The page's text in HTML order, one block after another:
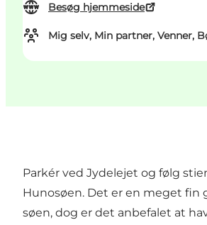
Besøg hjemmeside
Mig selv, Min partner, Venner,
Parkér ved Jydelejet og følg
Hunosøen. Det er en meget fin
søen, dog er det anbefalet at